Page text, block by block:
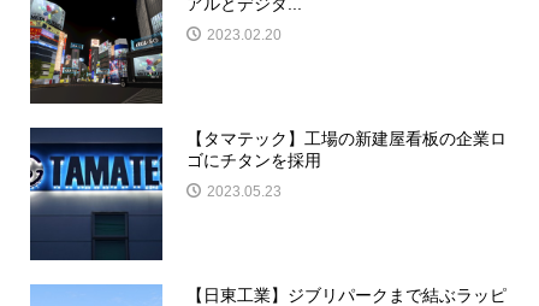
2023.02.20
【タマテック】工場の新建屋看板の企業ロ
ゴにチタンを採用
2023.05.23
【日東工業】ジブリパークまで結ぶラッピ